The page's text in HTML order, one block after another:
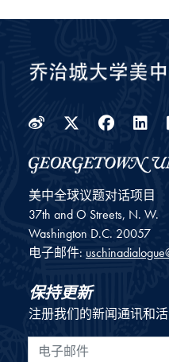
WeiboTwitter
美中全球议题对话项目
37th and O Streets, N. W.
Washington D.C. 20057
电子邮件:
保持更新
注册我们的新闻通讯和
电子邮件